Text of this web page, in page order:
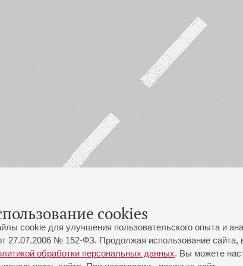
cookies
cookie для улучшения пользовательского опыта и
27.07.2006 № 152-ФЗ. Продолжая использование
обработки персональных данных. Вы можете